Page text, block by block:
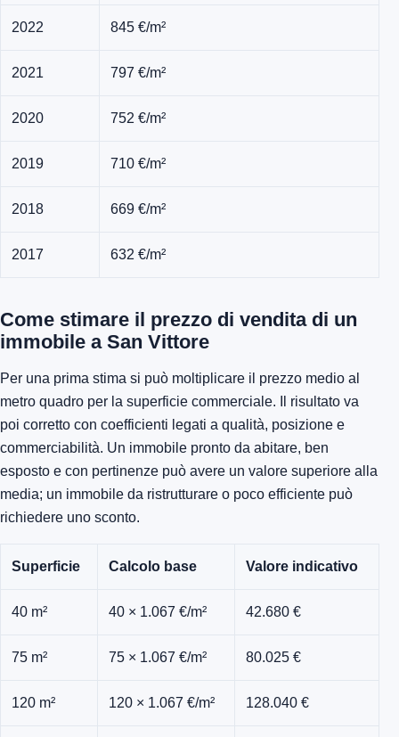
2022 845 €/m²
2021 797 €/m²
2020 752 €/m²
2019 710 €/m²
2018 669 €/m²
2017 632 €/m²
Come stimare il prezzo di vendita di un
immobile a San Vittore
Per una prima stima si può moltiplicare il prezzo medio al
metro quadro per la superficie commerciale. Il risultato va
poi corretto con coefficienti legati a qualità, posizione e
commerciabilità. Un immobile pronto da abitare, ben
esposto e con pertinenze può avere un valore superiore alla
media; un immobile da ristrutturare o poco efficiente può
richiedere uno sconto.
Superficie Calcolo base Valore indicativo
40 m² 40 × 1.067 €/m² 42.680 €
75 m² 75 × 1.067 €/m² 80.025 €
120 m² 120 × 1.067 €/m² 128.040 €